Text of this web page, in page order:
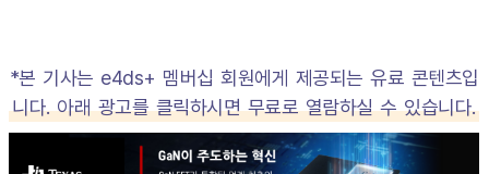
*본 기사는 e4ds+ 멤버십 회원에게 제공되는 유료 콘텐츠입
니다. 아래 광고를 클릭하시면 무료로 열람하실 수 있습니다.